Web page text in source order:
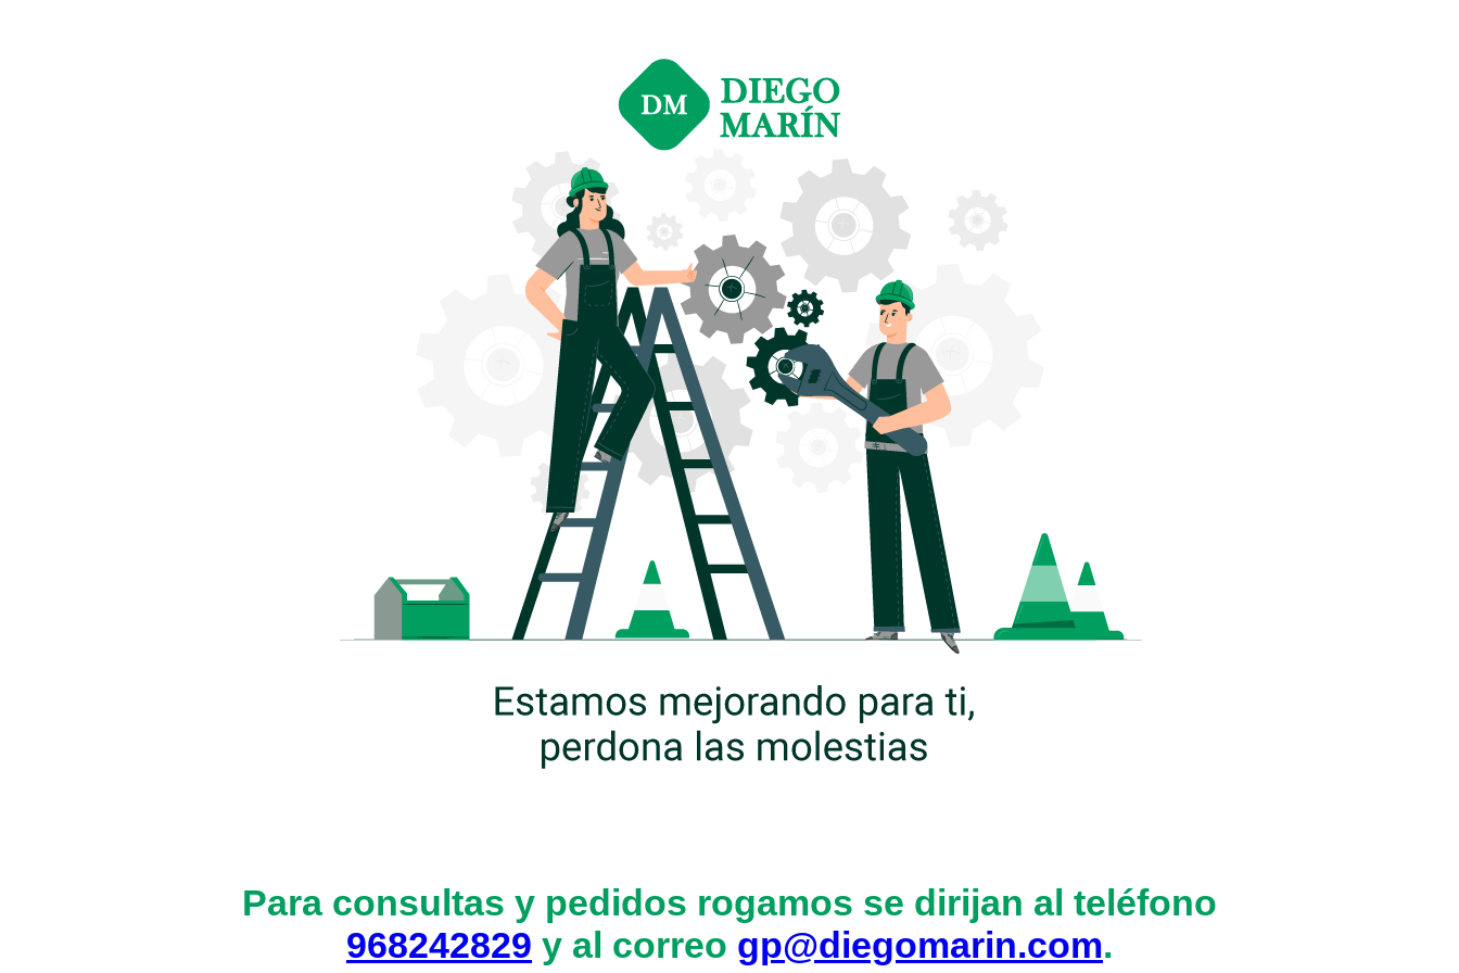
Para consultas y pedidos rogamos se dirijan al teléfono
968242829 y al correo gp@diegomarin.com.